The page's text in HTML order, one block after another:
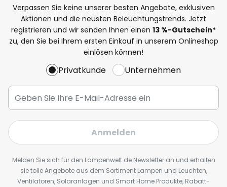
Verpassen Sie keine unserer besten Angebote, exklusiven
Aktionen und die neusten Beleuchtungstrends. Jetzt
registrieren und wir senden Ihnen einen 13 %-Gutschein*
zu, den Sie bei Ihrem ersten Einkauf in unserem Onlineshop
einlösen können!
Privatkunde Unternehmen
Anmelden
Melden Sie sich für den Lampenwelt.de Newsletter an und erhalten
sie tolle Angebote aus dem Sortiment Lampen und Leuchten,
Ventilatoren, Solaranlagen und Smart Home Produkte, Rabatt-